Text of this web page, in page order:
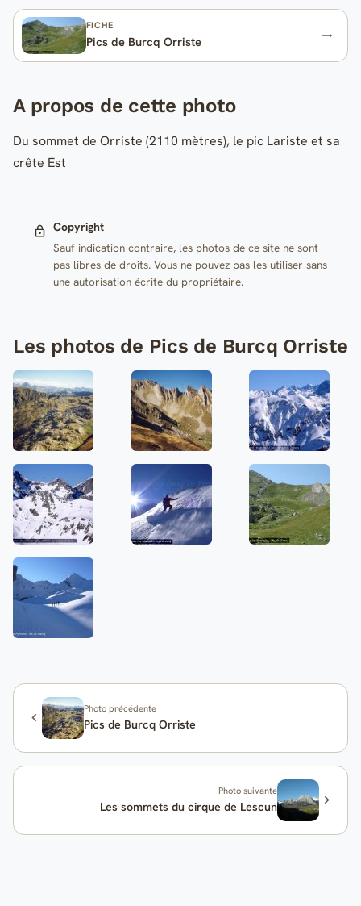
FICHE
Pics de Burcq Orriste
A propos de cette photo
Du sommet de Orriste (2110 mètres), le pic Lariste et sa
crête Est
Copyright
Sauf indication contraire, les photos de ce site ne sont
pas libres de droits. Vous ne pouvez pas les utiliser sans
une autorisation écrite du propriétaire.
Les photos de Pics de Burcq Orriste
Photo précédente
Pics de Burcq Orriste
Photo suivante
Les sommets du cirque de Lescun